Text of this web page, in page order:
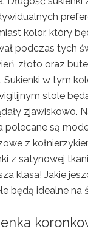
kolor, który
podczas tych
złoto oraz
Sukienki w tym
stole
zjawiskowo.
polecane są
z
z satynowej
klasa! Jakie
będą idealne na